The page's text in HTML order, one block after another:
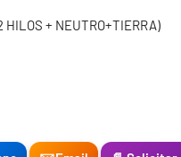
HILOS + NEUTRO+TIERRA)